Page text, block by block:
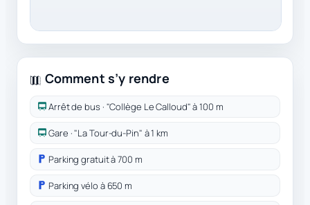
Comment s’y rendre
Arrêt de bus · "Collège Le Calloud" à 100 m
Gare · "La Tour-du-Pin" à 1 km
Parking gratuit à 700 m
Parking vélo à 650 m